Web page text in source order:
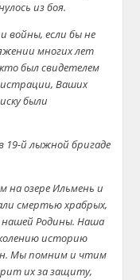
из боя.
войны, если бы не
многих лет
был свидетелем
Ваших
были
19-й лыжной бригаде
на озере Ильмень и
смертью храбрых,
нашей Родины. Наша
историю
Мы помним и чтим
их за защиту,